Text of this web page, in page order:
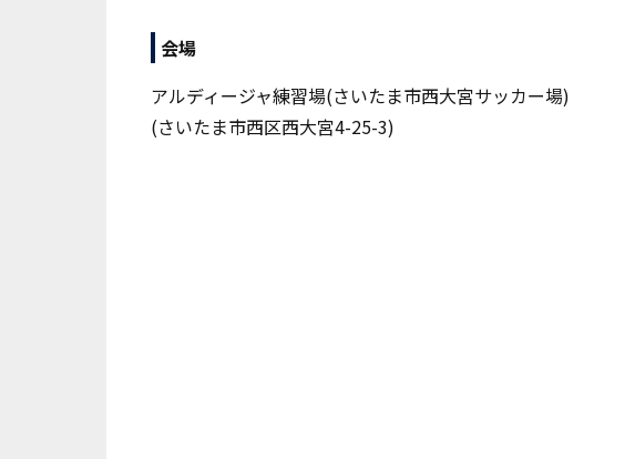
会場
アルディージャ練習場(さいたま市西大宮サッカー場)
(さいたま市西区西大宮4-25-3)